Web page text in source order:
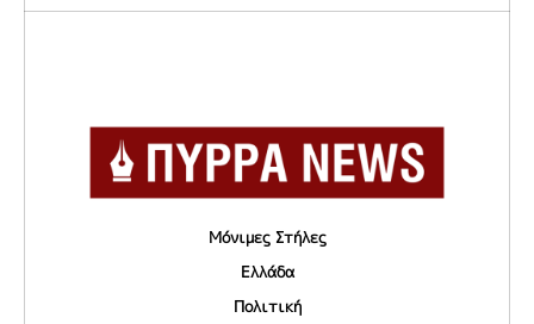
Μόνιμες Στήλες
Ελλάδα
Πολιτική